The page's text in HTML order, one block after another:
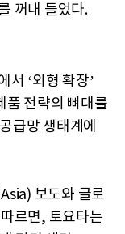
꺼내 들었다.
서 ‘외형 확장’
품 전략의 뼈대를
급망 생태계에
보도와 글로
르면, 토요타는